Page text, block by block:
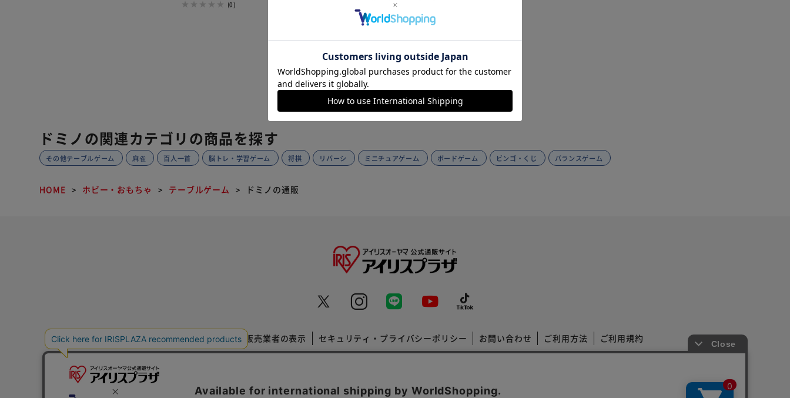
(0)
ドミノの関連カテゴリの商品を探す
その他テーブルゲーム 麻雀 百人一首 脳トレ・学習ゲーム 将棋 リバーシ ミニチュアゲーム ボードゲーム ビンゴ・くじ バランスゲーム
HOME ホビー・おもちゃ テーブルゲーム ドミノの通販
特定商取引法に基づく通信販売業者の表示 セキュリティ・プライバシーポリシー お問い合わせ ご利用方法 ご利用規約
※ご確認ください